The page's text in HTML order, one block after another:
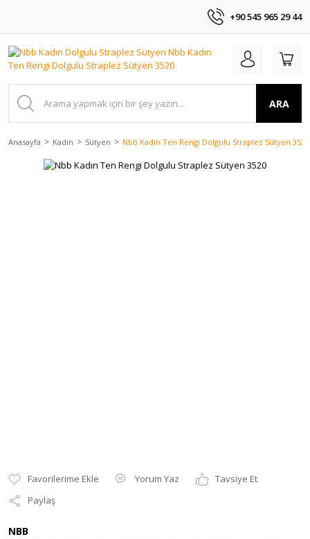
+90 545 965 29 44
ARA
Anasayfa Kadın Sütyen Nbb Kadın Ten Rengi Dolgulu Straplez Sütyen 3520
Yorum Yaz
Tavsiye Et
Paylaş
NBB